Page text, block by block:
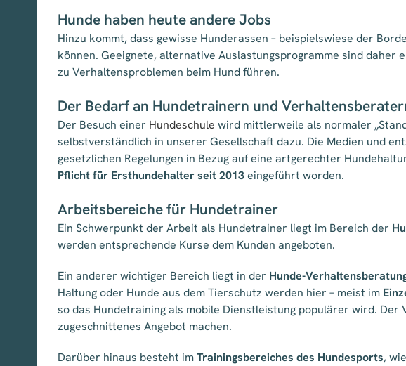
Hunde haben heute andere Jobs
Hinzu kommt, dass gewisse Hunderassen – beispielswiese der
können. Geeignete, alternative Auslastungsprogramme sind daher
zu Verhaltensproblemen beim Hund führen.
Der Bedarf an Hundetrainern und
Der Besuch einer Hundeschule wird mittlerweile als normaler
selbstverständlich in unserer Gesellschaft dazu. Die Medien und
gesetzlichen Regelungen in Bezug auf eine artgerechter
Pflicht für Ersthundehalter seit 2013eingeführt worden.
Arbeitsbereiche für Hundetrainer
Ein Schwerpunkt der Arbeit als Hundetrainer liegt im Bereich der
werden entsprechende Kurse dem Kunden angeboten.
Ein anderer wichtiger Bereich liegt in der Hunde-
Haltung oder Hunde aus dem Tierschutz werden hier – meist im
so das Hundetraining als mobile Dienstleistung populärer wird.
zugeschnittenes Angebot machen.
Darüber hinaus besteht imTrainingsbereiches des Hundesports,